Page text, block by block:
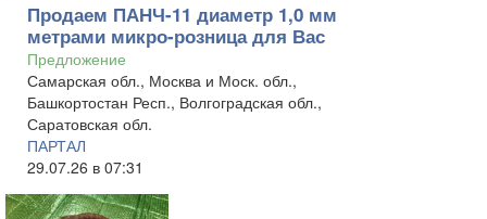
Продаем ПАНЧ-11 диаметр 1,0 мм
метрами микро-розница для Вас
Предложение
Самарская обл., Москва и Моск. обл.,
Башкортостан Респ., Волгоградская обл.,
Саратовская обл.
ПАРТАЛ
29.07.26 в 07:31